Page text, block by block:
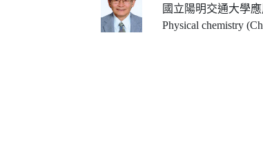
國立陽明交通大學
Physical chemistry (Chemical